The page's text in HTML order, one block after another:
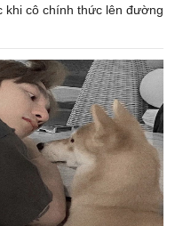
cô chính thức lên đường